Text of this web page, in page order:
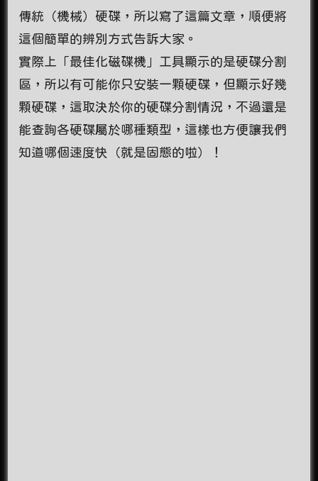
傳統（機械）硬碟，所以寫了這篇文章，順便將
這個簡單的辨別方式告訴大家。
實際上「最佳化磁碟機」工具顯示的是硬碟分割
區，所以有可能你只安裝一顆硬碟，但顯示好幾
顆硬碟，這取決於你的硬碟分割情況，不過還是
能查詢各硬碟屬於哪種類型，這樣也方便讓我們
知道哪個速度快（就是固態的啦）！